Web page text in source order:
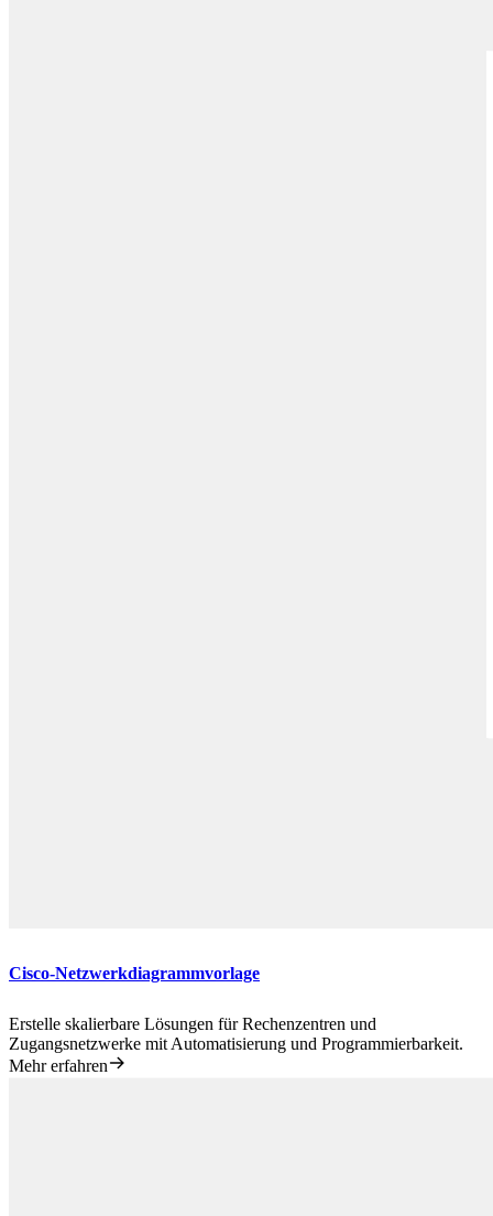
Cisco-Netzwerkdiagrammvorlage
Erstelle skalierbare Lösungen für Rechenzentren und
Zugangsnetzwerke mit Automatisierung und Programmierbarkeit.
Mehr erfahren